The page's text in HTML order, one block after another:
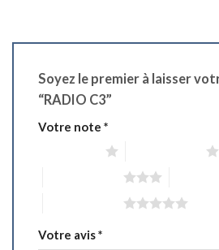
Soyez le premier à laisser
“RADIO C3”
Votre note *
Votre avis*